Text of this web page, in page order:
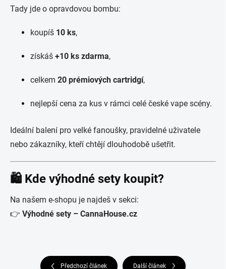
Tady jde o opravdovou bombu:
koupíš 10 ks,
získáš +10 ks zdarma,
celkem 20 prémiových cartridgí,
nejlepší cena za kus v rámci celé české vape scény.
Ideální balení pro velké fanoušky, pravidelné uživatele
nebo zákazníky, kteří chtějí dlouhodobě ušetřit.
🛍 Kde výhodné sety koupit?
Na našem e-shopu je najdeš v sekci:
👉 Výhodné sety – CannaHouse.cz
Předchozí článek Další článek